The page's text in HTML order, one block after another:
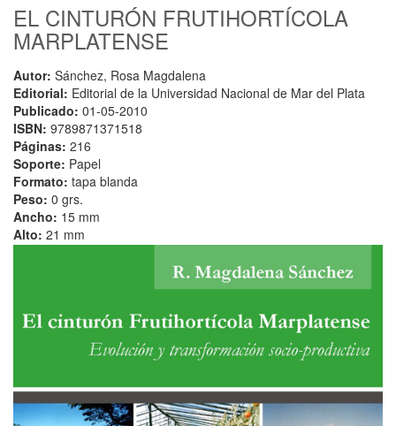
EL CINTURÓN FRUTIHORTÍCOLA
MARPLATENSE
Autor: Sánchez, Rosa Magdalena
Editorial: Editorial de la Universidad Nacional de Mar del Plata
Publicado: 01-05-2010
ISBN: 9789871371518
Páginas: 216
Soporte: Papel
Formato: tapa blanda
Peso: 0 grs.
Ancho: 15 mm
Alto: 21 mm